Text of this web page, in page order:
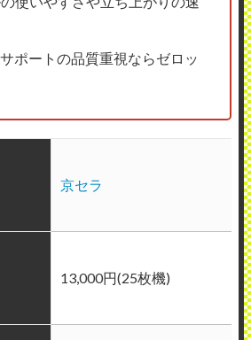
ポートの品質重視ならゼロッ
京セラ
13,000円(25枚機)